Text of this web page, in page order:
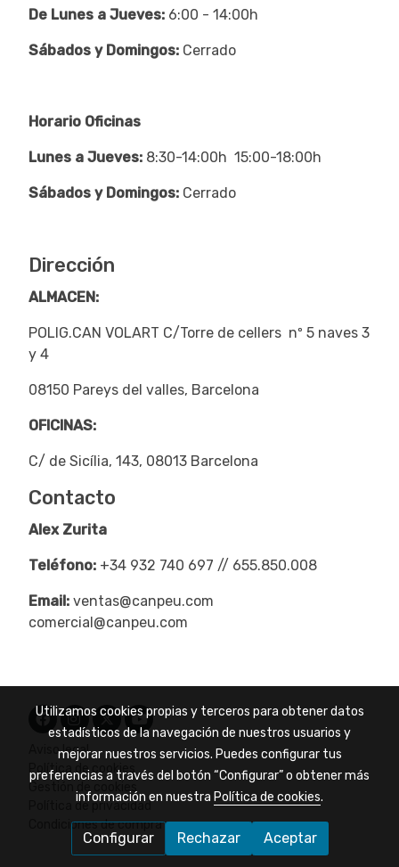
De Lunes a Jueves: 6:00 - 14:00h
Sábados y Domingos: Cerrado
Horario Oficinas
Lunes a Jueves: 8:30-14:00h 15:00-18:00h
Sábados y Domingos: Cerrado
Dirección
ALMACEN:
POLIG.CAN VOLART C/Torre de cellers nº 5 naves 3
y 4
08150 Pareys del valles, Barcelona
OFICINAS:
C/ de Sicília, 143, 08013 Barcelona
Contacto
Alex Zurita
Teléfono: +34 932 740 697 // 655.850.008
Email: ventas@canpeu.com
comercial@canpeu.com
Aviso legal
Política de cookies
Gestión de cookies
Política de privacidad
Condiciones de compra
Utilizamos cookies propias y terceros para obtener datos
estadísticos de la navegación de nuestros usuarios y
mejorar nuestros servicios. Puedes configurar tus
preferencias a través del botón “Configurar” o obtener más
información en nuestra Política de cookies.
Configurar Rechazar Aceptar